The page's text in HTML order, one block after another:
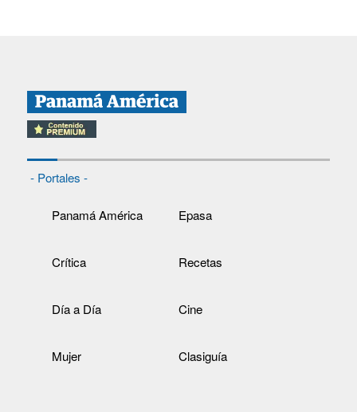
- Portales -
Panamá América Epasa
Crítica Recetas
Día a Día Cine
Mujer Clasiguía